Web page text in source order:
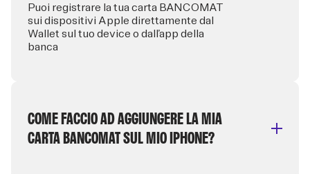
Puoi registrare la tua carta BANCOMAT
sui dispositivi Apple direttamente dal
Wallet sul tuo device o dall’app della
banca
COME FACCIO AD AGGIUNGERE LA MIA
CARTA BANCOMAT SUL MIO IPHONE?